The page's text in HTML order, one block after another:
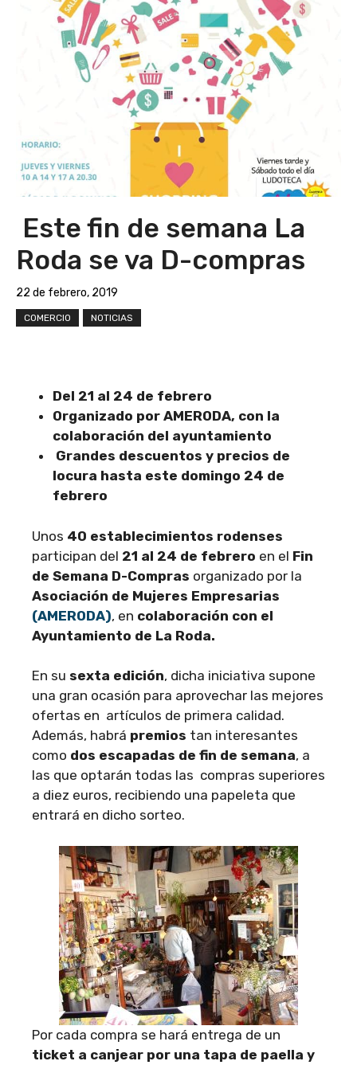
Este fin de semana La
Roda se va D-compras
22 de febrero, 2019
COMERCIO NOTICIAS
Del 21 al 24 de febrero
Organizado por AMERODA, con la
colaboración del ayuntamiento
Grandes descuentos y precios de
locura hasta este domingo 24 de
febrero
Unos 40 establecimientos rodenses
participan del 21 al 24 de febrero en el Fin
de Semana D-Compras organizado por la
Asociación de Mujeres Empresarias
(AMERODA), en colaboración con el
Ayuntamiento de La Roda.
En su sexta edición, dicha iniciativa supone
una gran ocasión para aprovechar las mejores
ofertas en artículos de primera calidad.
Además, habrá premios tan interesantes
como dos escapadas de fin de semana, a
las que optarán todas las compras superiores
a diez euros, recibiendo una papeleta que
entrará en dicho sorteo.
Por cada compra se hará entrega de un
ticket a canjear por una tapa de paella y